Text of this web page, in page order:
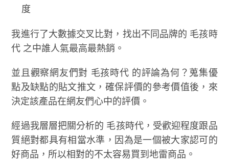
度
我進行了大數據交叉比對，找出不同品牌的 毛孩時
代 之中誰人氣最高最熱銷。
並且觀察網友們對 毛孩時代 的評論為何？蒐集優
點及缺點的貼文推文，確保評價的參考價值後，來
決定該產品在網友們心中的評價。
經過我層層把關分析的 毛孩時代，受歡迎程度跟品
質絕對都具有相當水準，因為是一個被大家認可的
好商品，所以相對的不太容易買到地雷商品。